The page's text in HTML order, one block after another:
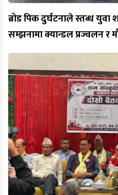
ब्रोड पिक दुर्घटनाले स्तब्ध
सम्झनामा क्यान्डल प्रज्वलन र